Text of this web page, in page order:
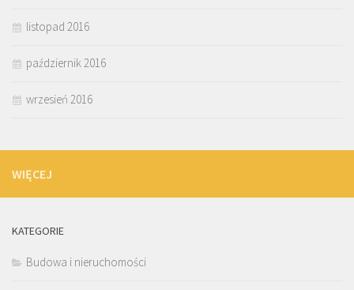
listopad 2016
październik 2016
wrzesień 2016
WIĘCEJ
KATEGORIE
Budowa i nieruchomości